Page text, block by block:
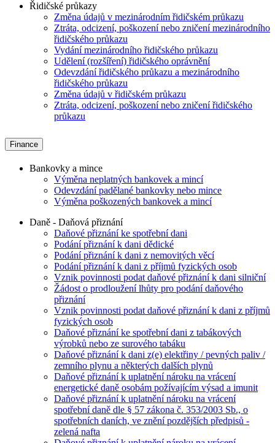
Řidičské průkazy
Změna údajů v mezinárodním řidičském průkazu
Ztráta, odcizení, poškození nebo zničení mezinárodního
řidičského průkazu
Vydání mezinárodního řidičského průkazu
Udělení (rozšíření) řidičského oprávnění
Odevzdání řidičského průkazu a mezinárodního
řidičského průkazu
Změna údajů v řidičském průkazu
Ztráta, odcizení, poškození nebo zničení řidičského
průkazu
Finance
Bankovky a mince
Výměna neplatných bankovek a mincí
Odevzdání padělané bankovky nebo mince
Výměna poškozených bankovek a mincí
Daně - Daňová přiznání
Daňové přiznání ke spotřební dani
Podání přiznání k dani dědické
Podání přiznání k dani z nemovitých věcí
Podání přiznání k dani z příjmů fyzických osob
Vznik povinnosti podat daňové přiznání k dani silniční
Žádost o prodloužení lhůty pro podání daňového
přiznání
Vznik povinnosti podat daňové přiznání k dani z příjmů
fyzických osob
Daňové přiznání ke spotřební dani z tabákových
výrobků nebo ze surového tabáku
Daňové přiznání k dani z(e) elektřiny / pevných paliv /
zemního plynu a některých dalších plynů
Daňové přiznání k uplatnění nároku na vrácení
energetické daně osobám požívajícím výsad a imunit
Daňové přiznání k uplatnění nároku na vrácení
spotřební daně dle § 57 zákona č. 353/2003 Sb., o
spotřebních daních, ve znění pozdějších předpisů -
zelená nafta